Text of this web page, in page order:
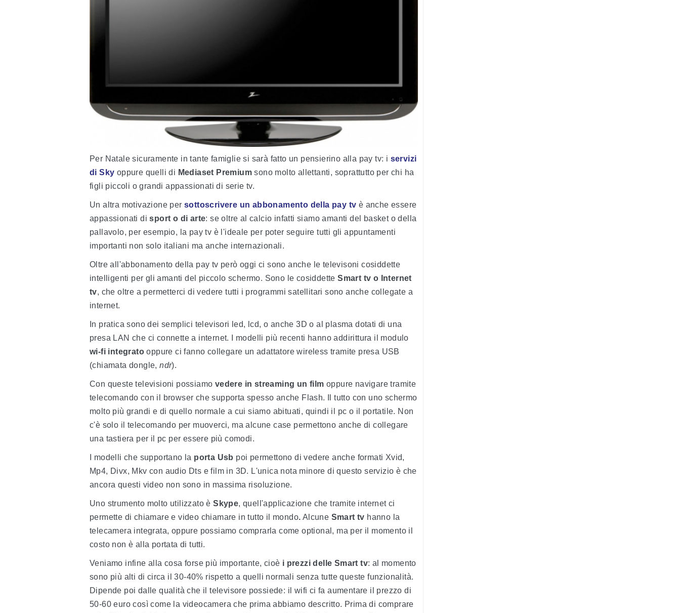
Per Natale sicuramente in tante famiglie si sarà fatto un pensierino alla pay tv: i servizi
di Sky oppure quelli di Mediaset Premium sono molto allettanti, soprattutto per chi ha
figli piccoli o grandi appassionati di serie tv.
Un altra motivazione per sottoscrivere un abbonamento della pay tv è anche essere
appassionati disport o di arte: se oltre al calcio infatti siamo amanti del basket o della
pallavolo, per esempio, la pay tv è l'ideale per poter seguire tutti gli appuntamenti
importanti non solo italiani ma anche internazionali.
Oltre all'abbonamento della pay tv però oggi ci sono anche le televisoni cosiddette
intelligenti per gli amanti del piccolo schermo. Sono le cosiddetteSmart tv o Internet
tv, che oltre a permetterci di vedere tutti i programmi satellitari sono anche collegate a
internet.
In pratica sono dei semplici televisori led, lcd, o anche 3D o al plasma dotati di una
presa LAN che ci connette a internet. I modelli più recenti hanno addirittura il modulo
wi-fi integrato oppure ci fanno collegare un adattatore wireless tramite presa USB
(chiamata dongle,ndr).
Con queste televisioni possiamo vedere in streaming un film oppure navigare tramite
telecomando con il browser che supporta spesso anche Flash. Il tutto con uno schermo
molto più grandi e di quello normale a cui siamo abituati, quindi il pc o il portatile. Non
c'è solo il telecomando per muoverci, ma alcune case permettono anche di collegare
una tastiera per il pc per essere più comodi.
I modelli che supportano la porta Usb poi permettono di vedere anche formati Xvid,
Mp4, Divx, Mkv con audio Dts e film in 3D. L'unica nota minore di questo servizio è che
ancora questi video non sono in massima risoluzione.
Uno strumento molto utilizzato èSkype, quell'applicazione che tramite internet ci
permette di chiamare e video chiamare in tutto il mondo. Alcune Smart tv hanno la
telecamera integrata, oppure possiamo comprarla come optional, ma per il momento il
costo non è alla portata di tutti.
Veniamo infine alla cosa forse più importante, cioè i prezzi delle Smart tv: al momento
sono più alti di circa il 30-40% rispetto a quelli normali senza tutte queste funzionalità.
Dipende poi dalle qualità che il televisore possiede: il wifi ci fa aumentare il prezzo di
50-60 euro così come la videocamera che prima abbiamo descritto. Prima di comprare